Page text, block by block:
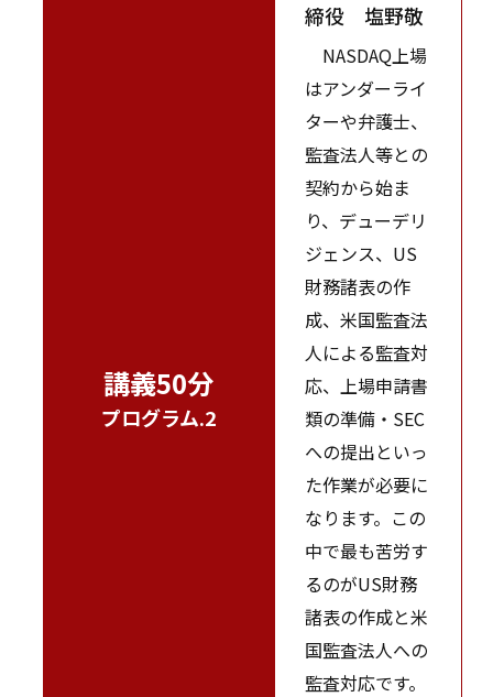
講義50分
プログラム.2
締役 塩野敬
NASDAQ上場
はアンダーライ
ターや弁護士、
監査法人等との
契約から始ま
り、デューデリ
ジェンス、US
財務諸表の作
成、米国監査法
人による監査対
応、上場申請書
類の準備・SEC
への提出といっ
た作業が必要に
なります。この
中で最も苦労す
るのがUS財務
諸表の作成と米
国監査法人への
監査対応です。